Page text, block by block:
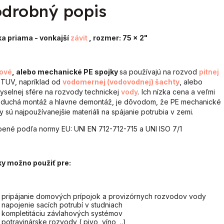
popis
priama - vonkajší závit , rozmer: 75 x 2"
, alebo mechanické PE spojkysa používajú na rozvod pitnej
napríklad od vodomernej (vodovodnej) šachty , alebo
sfére na rozvody technickej vody. Ich nízka cena a veľmi
montáž a hlavne demontáž, je dôvodom, že PE mechanické
sú najpoužívanejšie materiáli na spájanie potrubia v zemi.
podľa normy EU: UNI EN 712-712-715 a UNI ISO 7/1
možno použiť pre:
pripájanie domových prípojok a provizórnych rozvodov vody
napojenie sacích potrubí v studniach
kompletitáciu závlahových systémov
potravinárske rozvody ( pivo, víno, ..)